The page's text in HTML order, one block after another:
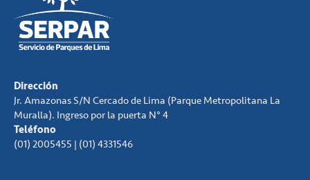
Dirección
Jr. Amazonas S/N Cercado de Lima (Parque Metropolitana La
Muralla). Ingreso por la puerta N° 4
Teléfono
(01) 2005455 | (01) 4331546